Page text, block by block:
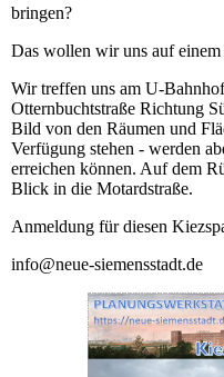
bringen?
Das wollen wir uns auf
Wir treffen uns am U-
Otternbuchtstraße Richtung
Bild von den Räumen und
Verfügung stehen - werden
erreichen können. Auf dem
Blick in die Motardstraße.
Anmeldung für diesen
info@neue-siemensstadt.de